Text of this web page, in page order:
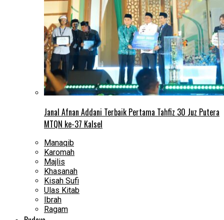
Janal Afnan Addani Terbaik Pertama Tahfiz 30 Juz Putera
MTQN ke-37 Kalsel
Manaqib
Karomah
Majlis
Khasanah
Kisah Sufi
Ulas Kitab
Ibrah
Ragam